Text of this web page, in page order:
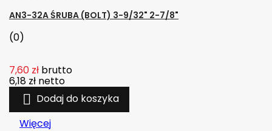
AN3-32A ŚRUBA (BOLT) 3-9/32" 2-7/8"
(0)
7,60 zł brutto
6,18 zł netto
 Dodaj do koszyka
Więcej